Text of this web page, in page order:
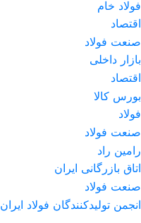
فولاد خام
اقتصاد
صنعت فولاد
بازار داخلی
اقتصاد
بورس کالا
فولاد
صنعت فولاد
رامین راد
اتاق بازرگانی ایران
صنعت فولاد
انجمن تولیدکنندگان فولاد ایران